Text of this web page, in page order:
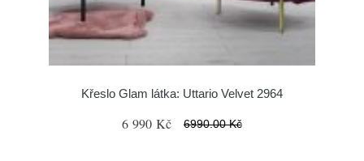
Křeslo Glam látka: Uttario Velvet 2964
6 990 Kč 6990.00 Kč